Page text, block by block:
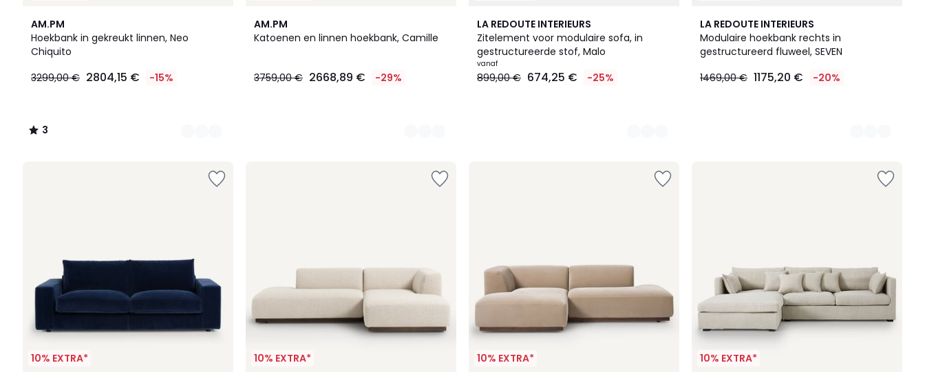
AM.PM
Hoekbank in gekreukt linnen, Neo
Chiquito
3299,00 € 2804,15 € -15%
3
/
5
2
Kleuren
3
/
AM.PM
Katoenen en linnen hoekbank, Camille
3759,00 € 2668,89 € -29%
4
Kleuren
LA REDOUTE INTERIEURS
Zitelement voor modulaire sofa, in
gestructureerde stof, Malo
vanaf
899,00 € 674,25 € -25%
5
Kleuren
LA REDOUTE INTERIEURS
Modulaire hoekbank rechts in
gestructureerd fluweel, SEVEN
1469,00 € 1175,20 € -20%
3
Kleuren
10% EXTRA* 10% EXTRA* 10% EXTRA* 10% EXTRA*